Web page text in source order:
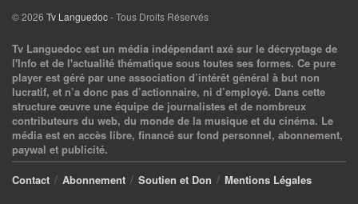
© 2026 Tv Languedoc- Tous Droits Réservés
Tv Languedoc est un média indépendant axé sur le décryptage de
l'Info et de l'actualité thématique sous toutes ses formes. Ce pure
player est géré par une association d’intérêt général à but non
lucratif, et n’a donc pas d’actionnaire, ni d’employé. Dans cette
structure œuvre une équipe de journalistes et de nombreux
contributeurs du web, du monde de la musique et du cinéma. Le
média est en accès libre, financé sur fond personnel, abonnement,
paywal et publicité.
Contact
Abonnement Soutien et Don Mentions Légales